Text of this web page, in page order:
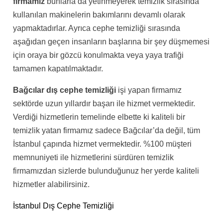
kullanılan makinelerin bakımlarını devamlı olarak
yapmaktadırlar. Ayrıca cephe temizliği sırasında
aşağıdan geçen insanların başlarına bir şey düşmemesi
için oraya bir gözcü konulmakta veya yaya trafiği
tamamen kapatılmaktadır.
Bağcılar dış cephe temizliği işi yapan firmamız
sektörde uzun yıllardır başarı ile hizmet vermektedir.
Verdiği hizmetlerin temelinde elbette ki kaliteli bir
temizlik yatan firmamız sadece Bağcılar’da değil, tüm
İstanbul çapında hizmet vermektedir. %100 müşteri
memnuniyeti ile hizmetlerini sürdüren temizlik
firmamızdan sizlerde bulunduğunuz her yerde kaliteli
hizmetler alabilirsiniz.
İstanbul Dış Cephe Temizliği